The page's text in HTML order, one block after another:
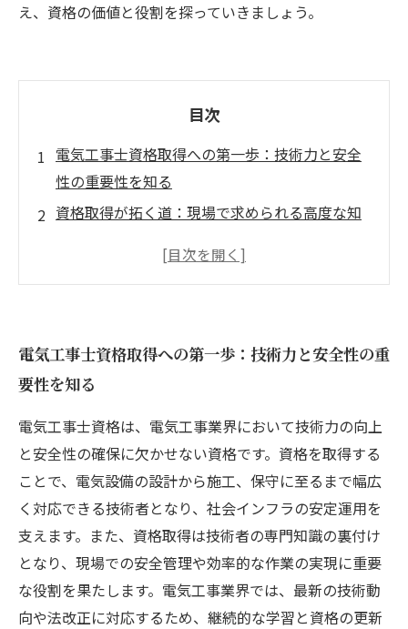
え、資格の価値と役割を探っていきましょう。
目次
電気工事士資格取得への第一歩：技術力と安全
性の重要性を知る
資格取得が拓く道：現場で求められる高度な知
成長する電気工事士：資格が支えるキャリアア
来の電気工事をリードする
資格が創る安心の社会インフラ：電気工事士と
しての使命と展望
電気工事士資格の価値とは？業界で輝く技術者
になるために
これからの電気工事業界を支える人へ：資格取
得で切り拓く明るい未来
電気工事士資格取得への第一歩：技術力と安全性の重
要性を知る
電気工事士資格は、電気工事業界において技術力の向上
と安全性の確保に欠かせない資格です。資格を取得する
ことで、電気設備の設計から施工、保守に至るまで幅広
く対応できる技術者となり、社会インフラの安定運用を
支えます。また、資格取得は技術者の専門知識の裏付け
となり、現場での安全管理や効率的な作業の実現に重要
な役割を果たします。電気工事業界では、最新の技術動
向や法改正に対応するため、継続的な学習と資格の更新